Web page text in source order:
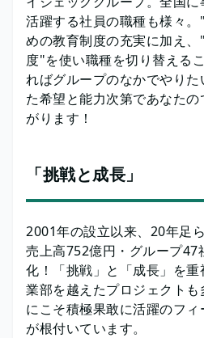
活躍する社員の職種も様々
めの教育制度の充実に加え
度"を使い職種を切り替える
ればグループのなかでやりた
た希望と能力次第であなた
がります！
「挑戦と成長」
2001年の設立以来、20年足
売上高752億円・グループ47
化！「挑戦」と「成長」を
業部を越えたプロジェクト
にこそ積極果敢に活躍のフ
が根付いています。